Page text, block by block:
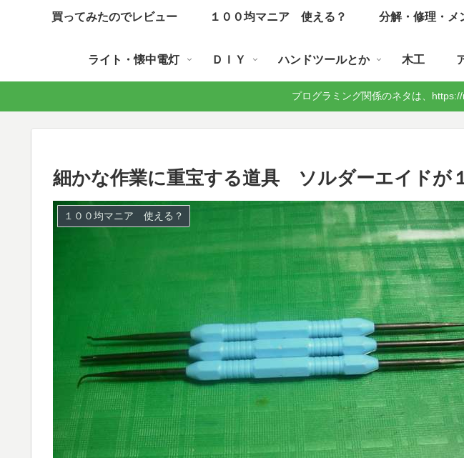
買ってみたのでレビュー １００均マニア 使える？ 分解・修理・メ
ライト・懐中電灯 ＤＩＹ ハンドツールとか 木工
プログラミング関係のネタは、
細かな作業に重宝する道具 ソルダーエイドが
１００均マニア 使える？